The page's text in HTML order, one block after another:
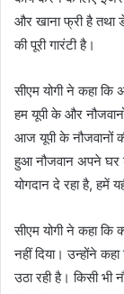
और खाना फ्री है तथा
की पूरी गारंटी है।
सीएम योगी ने कहा
हम यूपी के और
आज यूपी के नौजवानों
हुआ नौजवान अपने घर
योगदान दे रहा है, हमें
सीएम योगी ने कहा कि
नहीं दिया। उन्होंने
उठा रही है। किसी